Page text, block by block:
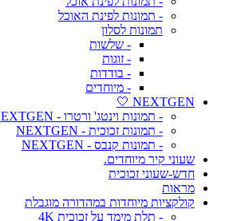
- תמונות לפינת האוכל
תמונות לסלון
- שלשות
- זוגות
- בודדות
- מיוחדים
NEXTGEN 🤍
- תמונות וינטג' ורטרו - NEXTGEN
- תמונות זכוכית - NEXTGEN
- תמונות קנבס - NEXTGEN
שעוני קיר מיוחדים.
חדש-שעוני זכוכית
מראות
קולקציות מיוחדות במהדורה מוגבלת
- תלת מימד על זכוכית 4K